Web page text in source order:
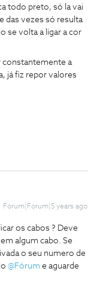
todo preto, só la vai
das vezes só resulta
se volta a ligar a cor
constantemente a
já fiz repor valores
Forum|Forum|5 years ago
os cabos ? Deve
algum cabo. Se
o seu numero de
@Fórum e aguarde